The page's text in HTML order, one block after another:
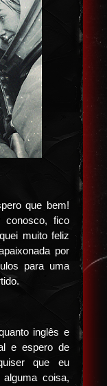
que bem!
conosco, fico
muito feliz
por
para uma
inglês e
e espero de
que eu
coisa,